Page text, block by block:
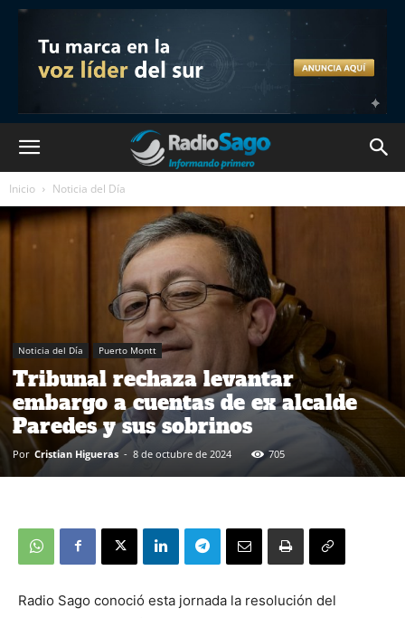
Inicio Noticia del Día
Noticia del Día Puerto Montt
Tribunal rechaza levantar
embargo a cuentas de ex alcalde
Paredes y sus sobrinos
Por Cristian Higueras - 8 de octubre de 2024 705
Radio Sago conoció esta jornada la resolución del